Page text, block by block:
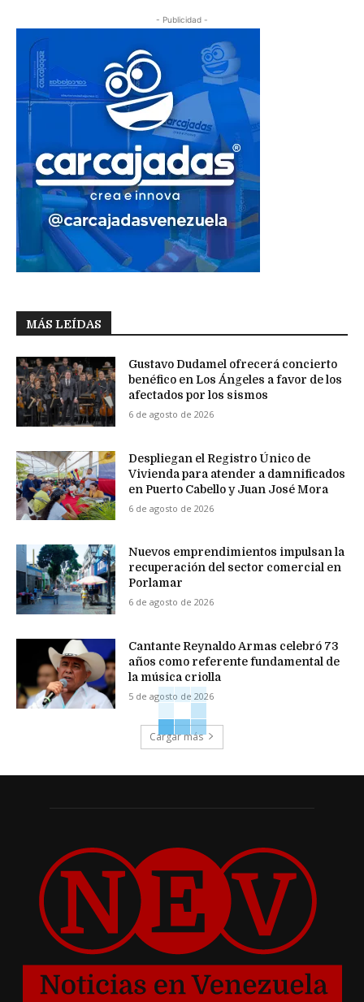
- Publicidad -
MÁS LEÍDAS
Gustavo Dudamel ofrecerá concierto
benéfico en Los Ángeles a favor de los
afectados por los sismos
6 de agosto de 2026
Despliegan el Registro Único de
Vivienda para atender a damnificados
en Puerto Cabello y Juan José Mora
6 de agosto de 2026
Nuevos emprendimientos impulsan la
recuperación del sector comercial en
Porlamar
6 de agosto de 2026
Cantante Reynaldo Armas celebró 73
años como referente fundamental de
la música criolla
5 de agosto de 2026
Cargar más